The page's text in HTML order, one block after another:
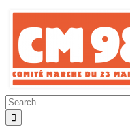
Skip
content
Search
for: